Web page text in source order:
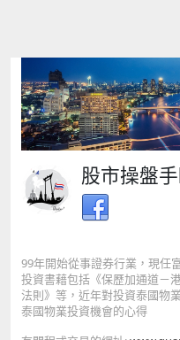
股市操盤
99年開始從事證券行業，現任
投資書藉包括《保歷加通道－
法則》等，近年對投資泰國物
泰國物業投資機會的心得